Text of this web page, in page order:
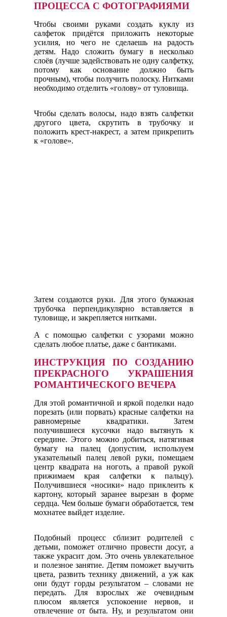
ПРОЦЕССА С ФОТОГРАФИЯМИ
Чтобы своими руками создать куклу из
салфеток придётся приложить некоторые
усилия, но чего не сделаешь на радость
детям. Надо сложить бумагу в несколько
слоёв (лучше задействовать не одну салфетку,
потому как основание должно быть
прочным), чтобы получить полоску. Нитками
необходимо отделить «голову» от туловища.
Чтобы сделать волосы, надо взять салфетки
другого цвета, скрутить в трубочку и
положить крест-накрест, а затем прикрепить
к «голове».
Затем создаются руки. Для этого бумажная
трубочка перпендикулярно вставляется в
туловище, и закрепляется нитками.
А с помощью салфетки с узорами можно
сделать любое платье, даже с бантиками.
ИНСТРУКЦИЯ ПО СОЗДАНИЮ
ПРЕКРАСНОГО УКРАШЕНИЯ
РОМАНТИЧЕСКОГО ВЕЧЕРА
Для этой романтичной и яркой поделки надо
порезать (или порвать) красные салфетки на
равномерные квадратики. Затем
получившиеся кусочки надо вытянуть к
середине. Этого можно добиться, натягивая
бумагу на палец (допустим, используем
указательный палец левой руки, помещаем
центр квадрата на ноготь, а правой рукой
прижимаем края салфетки к пальцу).
Получившиеся «носики» надо приклеить к
картону, который заранее вырезан в форме
сердца. Чем больше бумаги обработается, тем
мохнатее выйдет изделие.
Подобный процесс сблизит родителей с
детьми, поможет отлично провести досуг, а
также украсит дом. Это очень увлекательное
и полезное занятие. Детям поможет выучить
цвета, развить технику движений, а уж как
они будут горды результатом – словами не
передать. Для взрослых же очевидным
плюсом является успокоение нервов, и
отвлечение от быта. Ну, и результатом они